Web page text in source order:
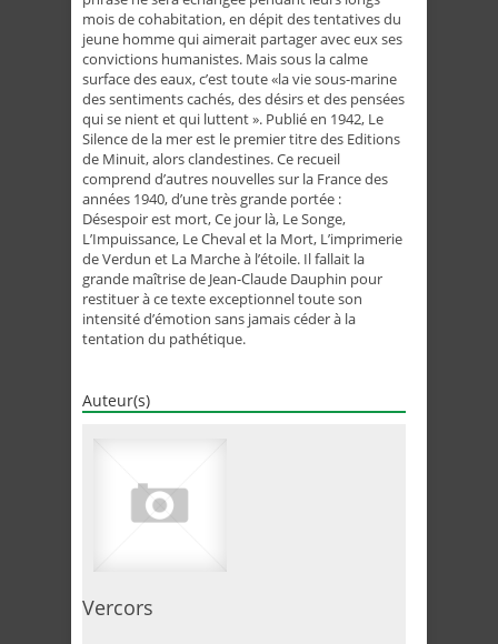
mois de cohabitation, en dépit des tentatives du
jeune homme qui aimerait partager avec eux ses
convictions humanistes. Mais sous la calme
surface des eaux, c’est toute «la vie sous-marine
des sentiments cachés, des désirs et des pensées
qui se nient et qui luttent ». Publié en 1942, Le
Silence de la mer est le premier titre des Editions
de Minuit, alors clandestines. Ce recueil
comprend d’autres nouvelles sur la France des
années 1940, d’une très grande portée :
Désespoir est mort, Ce jour là, Le Songe,
L’Impuissance, Le Cheval et la Mort, L’imprimerie
de Verdun et La Marche à l’étoile. Il fallait la
grande maîtrise de Jean-Claude Dauphin pour
restituer à ce texte exceptionnel toute son
intensité d’émotion sans jamais céder à la
tentation du pathétique.
Auteur(s)
Vercors